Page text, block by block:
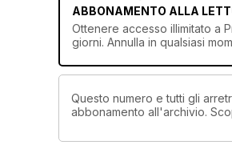
ABBONAMENTO ALLA
Ottenere accesso illimitato a
giorni. Annulla in qualsiasi
Questo numero e tutti gli
abbonamento all'archivio.